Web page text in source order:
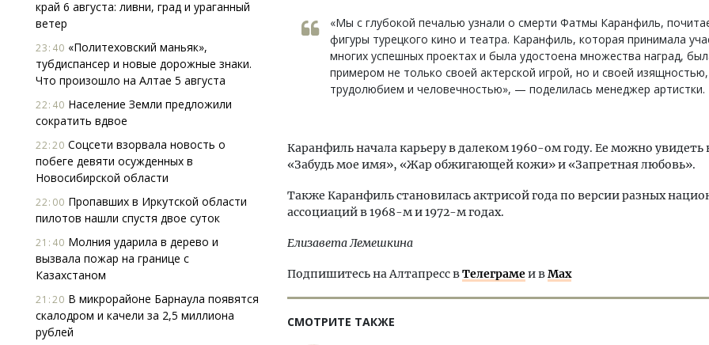
край 6 августа: ливни, град и ураганный
ветер
23:40 «Политеховский маньяк»,
тубдиспансер и новые дорожные знаки.
Что произошло на Алтае 5 августа
22:40 Население Земли предложили
сократить вдвое
22:20 Соцсети взорвала новость о
побеге девяти осужденных в
Новосибирской области
22:00 Пропавших в Иркутской области
пилотов нашли спустя двое суток
21:40 Молния ударила в дерево и
вызвала пожар на границе с
Казахстаном
21:20 В микрорайоне Барнаула появятся
скалодром и качели за 2,5 миллиона
рублей
«Мы с глубокой печалью узнали о смерти Фатмы Каранфиль,
фигуры турецкого кино и театра. Каранфиль, которая принимала
многих успешных проектах и была удостоена множества наград,
примером не только своей актерской игрой, но и своей изящностью,
трудолюбием и человечностью», — поделилась менеджер артистки.
Каранфиль начала карьеру в далеком 1960-ом году. Ее можно увидеть
«Забудь мое имя», «Жар обжигающей кожи» и «Запретная любовь».
Также Каранфиль становилась актрисой года по версии разных
ассоциаций в 1968-м и 1972-м годах.
Елизавета Лемешкина
Подпишитесь на Алтапресс вТелеграмеи вMax
СМОТРИТЕ ТАКЖЕ